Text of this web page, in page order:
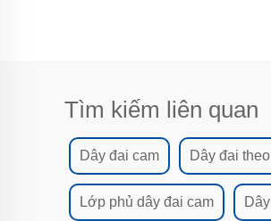
Tìm kiếm liên quan
Dây đai cam Dây đai
Lớp phủ dây đai cam